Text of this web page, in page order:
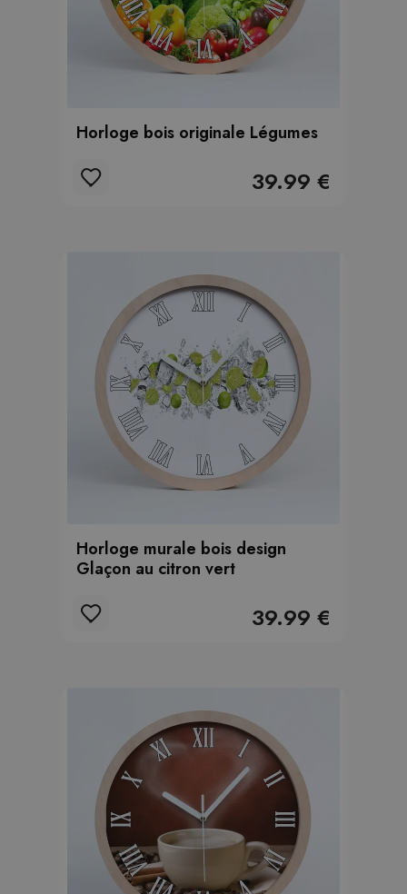
Horloge bois originale Légumes
39.99 €
Horloge murale bois design
Glaçon au citron vert
39.99 €